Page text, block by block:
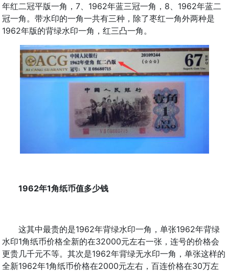
年红二冠平版一角，7、1962年蓝三冠一角，8、1962年蓝二
冠一角。带水印的一角一共有三种，除了枣红一角外两种是
1962年版的背绿水印一角，红三凸一角。
1962年1角纸币值多少钱
这其中最贵的是1962年背绿水印一角，单张1962年背绿
水印1角纸币价格全新的在32000元左右一张，连号的价格会
更贵几千元不等。其次是1962年背绿无水印一角，单张这样的
全新1962年1角纸币价格在2000元左右，百连价格在30万左